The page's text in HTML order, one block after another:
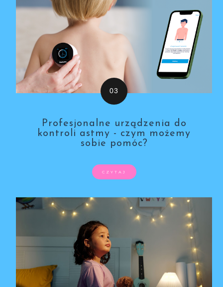
Profesjonalne urządzenia do
kontroli astmy - czym możemy
sobie pomóc?
CZYTAJ